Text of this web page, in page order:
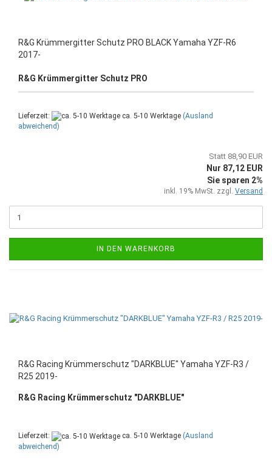
R&G Krümmergitter Schutz PRO BLACK Yamaha YZF-R6
2017-
R&G Krümmergitter Schutz PRO
Lieferzeit: ca. 5-10 Werktage (Ausland
abweichend)
Statt 88,90 EUR
Nur 87,12 EUR
Sie sparen 2%
inkl. 19% MwSt. zzgl. Versand
IN DEN WARENKORB
R&G Racing Krümmerschutz "DARKBLUE" Yamaha YZF-R3 /
R25 2019-
R&G Racing Krümmerschutz "DARKBLUE"
Lieferzeit: ca. 5-10 Werktage (Ausland
abweichend)